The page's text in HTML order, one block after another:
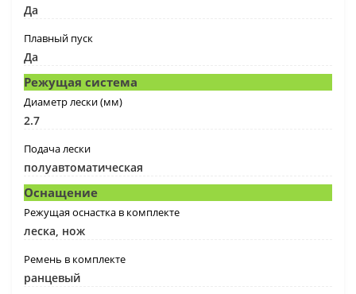
Да
Плавный пуск
Да
Режущая система
Диаметр лески (мм)
2.7
Подача лески
полуавтоматическая
Оснащение
Режущая оснастка в комплекте
леска, нож
Ремень в комплекте
ранцевый